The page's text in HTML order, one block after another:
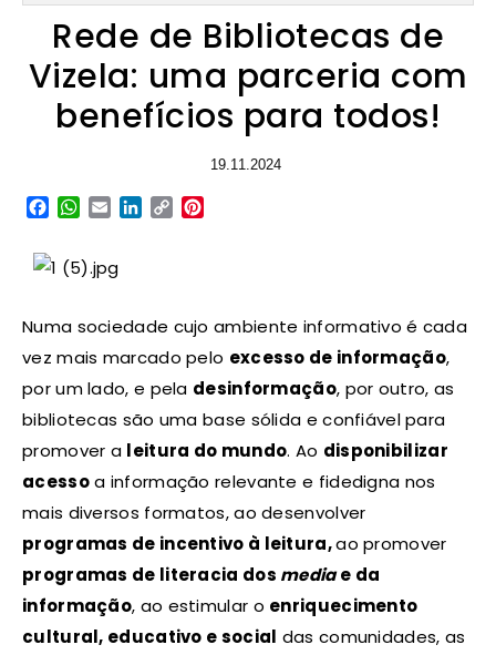
Rede de Bibliotecas de
Vizela: uma parceria com
benefícios para todos!
19.11.2024
Facebook
WhatsApp
EmailLinkedIn
Copy
Numa sociedade cujo ambiente informativo é cada
vez mais marcado pelo excesso de informação,
por um lado, e pela desinformação, por outro, as
bibliotecas são uma base sólida e confiável para
promover a leitura do mundo. Ao disponibilizar
acessoa informação relevante e fidedigna nos
mais diversos formatos, ao desenvolver
programas de incentivo à leitura,ao promover
programas de literacia dos mediae da
informação, ao estimular o enriquecimento
cultural, educativo e social das comunidades, as